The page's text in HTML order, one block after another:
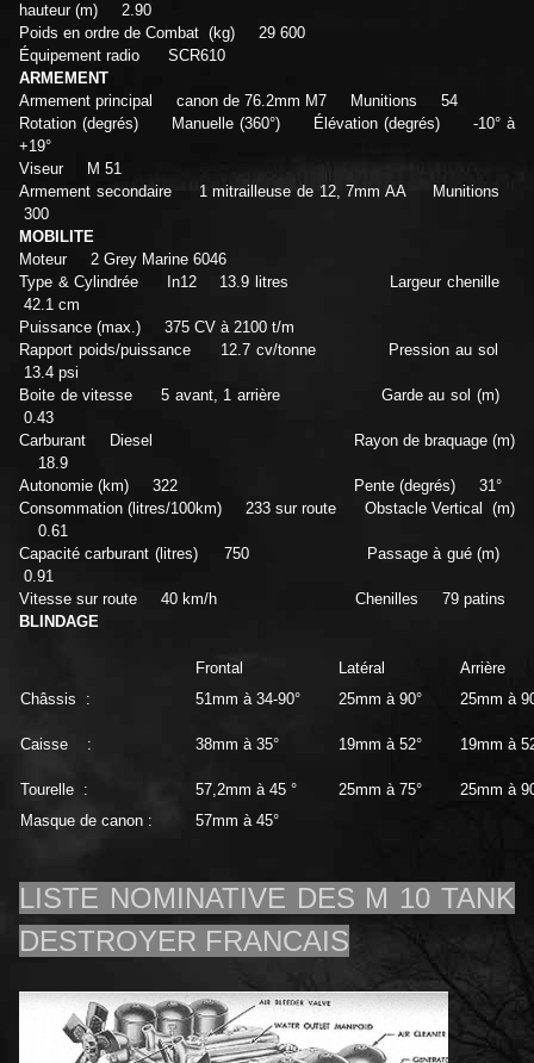
hauteur (m) 2.90
Poids en ordre de Combat (kg) 29 600
Équipement radio SCR610
ARMEMENT
Armement principal canon de 76.2mm M7 Munitions 54
Rotation (degrés) Manuelle (360°) Élévation (degrés) -10° à
+19°
Viseur M 51
Armement secondaire 1 mitrailleuse de 12, 7mm AA Munitions
300
MOBILITE
Moteur 2 Grey Marine 6046
Type & Cylindrée In12 13.9 litres Largeur chenille
42.1 cm
Puissance (max.) 375 CV à 2100 t/m
Rapport poids/puissance 12.7 cv/tonne Pression au sol
13.4 psi
Boite de vitesse 5 avant, 1 arrière Garde au sol (m)
0.43
Carburant Diesel Rayon de braquage (m)
18.9
Autonomie (km) 322 Pente (degrés) 31°
Consommation (litres/100km) 233 sur route Obstacle Vertical (m)
0.61
Capacité carburant (litres) 750 Passage à gué (m)
0.91
Vitesse sur route 40 km/h Chenilles 79 patins
BLINDAGE
Frontal Latéral
Arrière
Châssis :
51mm à 34-90° 25mm à 90° 25mm à
Caisse : 38mm à 35° 19mm à 52° 19mm à
Tourelle : 57,2mm à 45 ° 25mm à 75°
25mm à
Masque de canon :
57mm à 45°
LISTE NOMINATIVE DES M 10 TANK
DESTROYER FRANCAIS